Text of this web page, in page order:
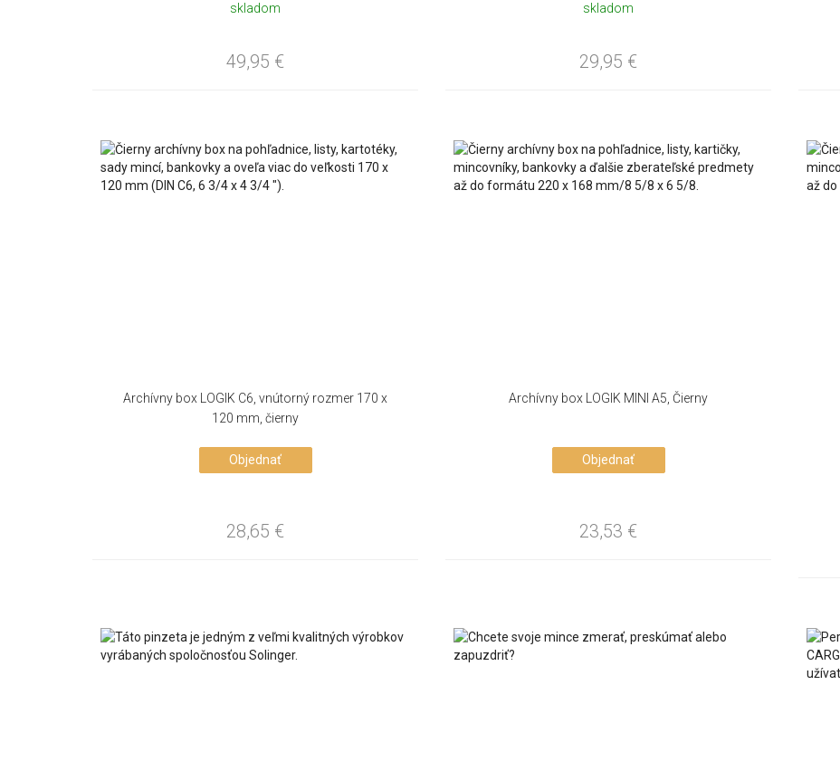
skladom
49,95 €
skladom
29,95 €
Archívny box LOGIK C6, vnútorný rozmer 170 x
120 mm, čierny
Objednať
28,65 €
Archívny box LOGIK MINI A5, Čierny
Objednať
23,53 €